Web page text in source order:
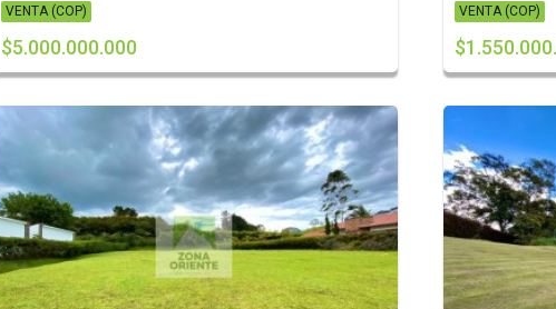
VENTA (COP)
$5.000.000.000
VENTA (COP)